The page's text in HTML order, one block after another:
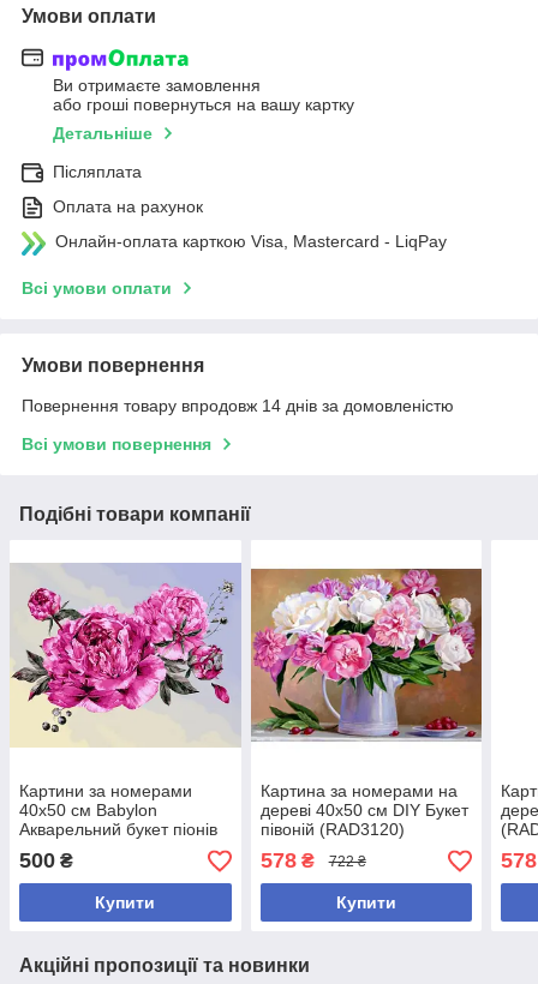
Умови оплати
Ви отримаєте замовлення
або гроші повернуться на вашу картку
Детальніше
Післяплата
Оплата на рахунок
Онлайн-оплата карткою Visa, Mastercard - LiqPay
Всі умови оплати
Умови повернення
Повернення товару впродовж 14 днів за домовленістю
Всі умови повернення
Подібні товари компанії
Картини за номерами
40х50 см Babylon
Акварельний букет піонів
(VP 1407)
500 ₴
Купити
Картина за номерами на
дереві 40х50 см DIY Букет
півоній (RAD3120)
578₴ 722 ₴
Купити
578
Акційні пропозиції та новинки